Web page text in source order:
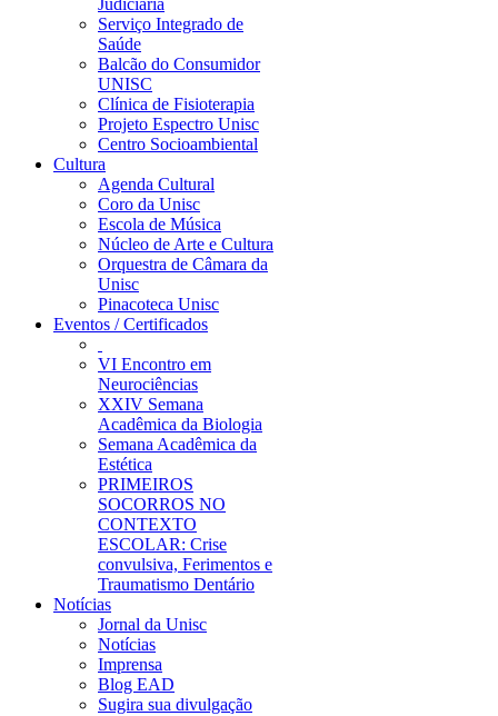
Judiciária
Serviço Integrado de
Saúde
Balcão do Consumidor
UNISC
Clínica de Fisioterapia
Projeto Espectro Unisc
Centro Socioambiental
Cultura
Agenda Cultural
Coro da Unisc
Escola de Música
Núcleo de Arte e Cultura
Orquestra de Câmara da
Unisc
Pinacoteca Unisc
Eventos / Certificados
VI Encontro em
Neurociências
XXIV Semana
Acadêmica da Biologia
Semana Acadêmica da
Estética
PRIMEIROS
SOCORROS NO
CONTEXTO
ESCOLAR: Crise
convulsiva, Ferimentos e
Traumatismo Dentário
Notícias
Jornal da Unisc
Notícias
Imprensa
Blog EAD
Sugira sua divulgação